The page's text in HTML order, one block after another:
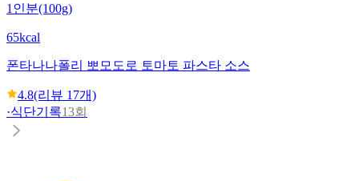
1인분(100g)
65kcal
폰타나나폴리 뽀모도로 토마토 파스타 소스
4.8(리뷰 17개)
·식단기록13회